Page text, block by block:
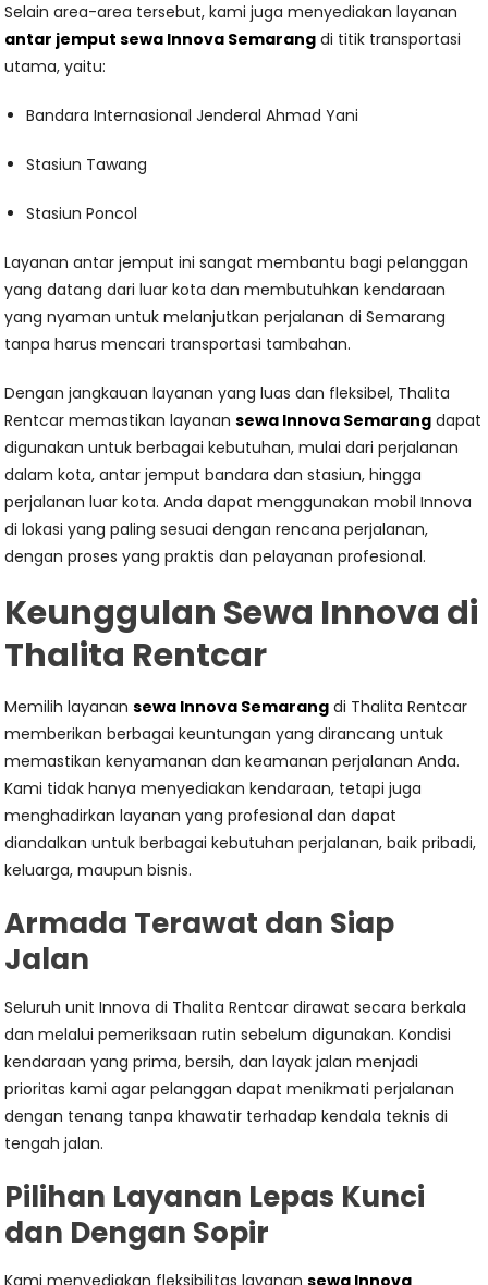
Selain area-area tersebut, kami juga menyediakan layanan
antar jemput sewa Innova Semarang di titik transportasi
utama, yaitu:
Bandara Internasional Jenderal Ahmad Yani
Stasiun Tawang
Stasiun Poncol
Layanan antar jemput ini sangat membantu bagi pelanggan
yang datang dari luar kota dan membutuhkan kendaraan
yang nyaman untuk melanjutkan perjalanan di Semarang
tanpa harus mencari transportasi tambahan.
Dengan jangkauan layanan yang luas dan fleksibel, Thalita
Rentcar memastikan layanansewa Innova Semarang dapat
digunakan untuk berbagai kebutuhan, mulai dari perjalanan
dalam kota, antar jemput bandara dan stasiun, hingga
perjalanan luar kota. Anda dapat menggunakan mobil Innova
di lokasi yang paling sesuai dengan rencana perjalanan,
dengan proses yang praktis dan pelayanan profesional.
Keunggulan Sewa Innova di
Thalita Rentcar
Memilih layanansewa Innova Semarang di Thalita Rentcar
memberikan berbagai keuntungan yang dirancang untuk
memastikan kenyamanan dan keamanan perjalanan Anda.
Kami tidak hanya menyediakan kendaraan, tetapi juga
menghadirkan layanan yang profesional dan dapat
diandalkan untuk berbagai kebutuhan perjalanan, baik pribadi,
keluarga, maupun bisnis.
Armada Terawat dan Siap
Jalan
Seluruh unit Innova di Thalita Rentcar dirawat secara berkala
dan melalui pemeriksaan rutin sebelum digunakan. Kondisi
kendaraan yang prima, bersih, dan layak jalan menjadi
prioritas kami agar pelanggan dapat menikmati perjalanan
dengan tenang tanpa khawatir terhadap kendala teknis di
tengah jalan.
Pilihan Layanan Lepas Kunci
dan Dengan Sopir
Kami menyediakan fleksibilitas layanansewa Innova